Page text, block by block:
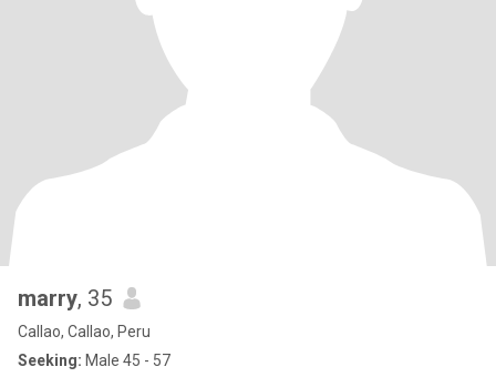
marry, 35
Callao, Callao, Peru
Seeking: Male 45 - 57